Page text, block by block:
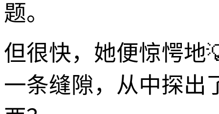
题。
但很快，她便惊愕地
一条缝隙，从中探